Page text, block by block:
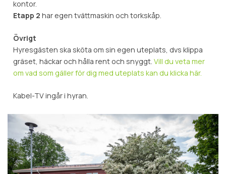
kontor.
Etapp 2 har egen tvättmaskin och torkskåp.
Övrigt
Hyresgästen ska sköta om sin egen uteplats, dvs klippa
gräset, häckar och hålla rent och snyggt. Vill du veta mer
om vad som gäller för dig med uteplats kan du klicka här.
Kabel-TV ingår i hyran.